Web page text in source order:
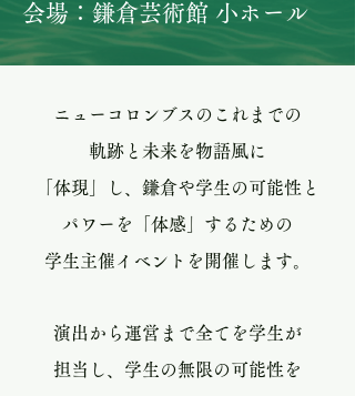
会場：鎌倉芸術館 小ホール
ニューコロンブスのこれまでの
軌跡と未来を物語風に
「体現」し、鎌倉や学生の可能性と
パワーを「体感」するための
学生主催イベントを開催します。
演出から運営まで全てを学生が
担当し、学生の無限の可能性を